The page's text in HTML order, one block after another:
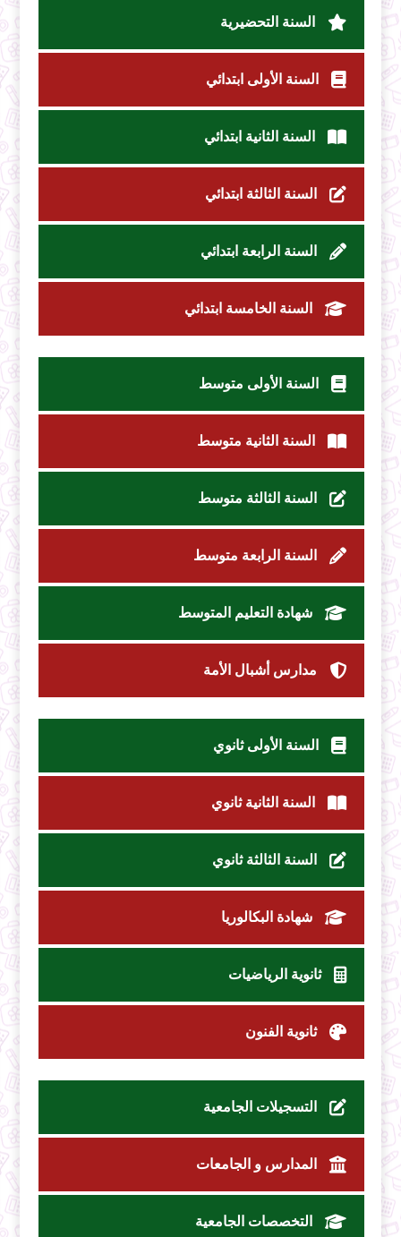
السنة التحضيرية
السنة الأولى ابتدائي
السنة الثانية ابتدائي
السنة الثالثة ابتدائي
السنة الرابعة ابتدائي
السنة الخامسة ابتدائي
السنة الأولى متوسط
السنة الثانية متوسط
السنة الثالثة متوسط
السنة الرابعة متوسط
شهادة التعليم المتوسط
مدارس أشبال الأمة
السنة الأولى ثانوي
السنة الثانية ثانوي
السنة الثالثة ثانوي
شهادة البكالوريا
ثانوية الرياضيات
ثانوية الفنون
التسجيلات الجامعية
المدارس و الجامعات
التخصصات الجامعية